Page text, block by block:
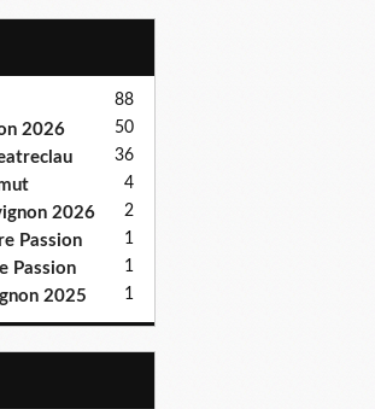
88
2026 50
36
4
2026 2
Passion 1
Passion 1
2025 1